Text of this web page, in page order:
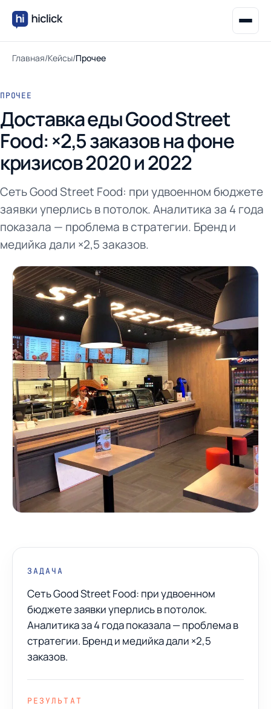
Главная/Кейсы/Прочее
ПРОЧЕЕ
Доставка еды Good Street
Food: ×2,5 заказов на фоне
кризисов 2020 и 2022
Сеть Good Street Food: при удвоенном бюджете
заявки уперлись в потолок. Аналитика за 4 года
показала — проблема в стратегии. Бренд и
медийка дали ×2,5 заказов.
ЗАДАЧА
Сеть Good Street Food: при удвоенном
бюджете заявки уперлись в потолок.
Аналитика за 4 года показала — проблема в
стратегии. Бренд и медийка дали ×2,5
заказов.
РЕЗУЛЬТАТ